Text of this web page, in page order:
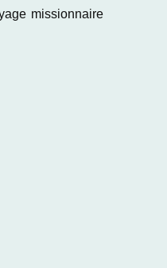
missionnaire